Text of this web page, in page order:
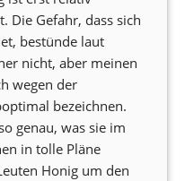
Die Gefahr, dass sich
bestünde laut
nicht, aber meinen
wegen der
bezeichnen.
genau, was sie im
in tolle Pläne
Honig um den